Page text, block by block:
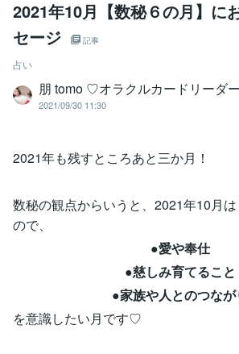
2021年10月【数秘６の月】に
セージ
記事
占い
朋 tomo ♡オラクルカードリーダ
2021/09/30 11:30
2021年も残すところあと三か月！
数秘の観点からいうと、2021年10月は
ので、
●愛や奉仕
●慈しみ育てること
●家族や人とのつなが
を意識したい月です♡